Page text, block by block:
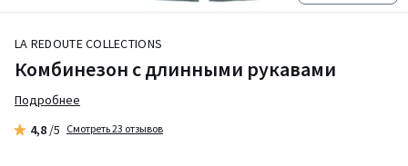
LA REDOUTE COLLECTIONS
Комбинезон с длинными рукавами
Подробнее
4,8 /5 Смотреть 23 отзывов